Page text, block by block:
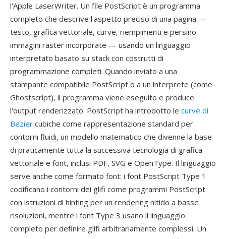
l'Apple LaserWriter. Un file PostScript è un programma
completo che descrive l'aspetto preciso di una pagina —
testo, grafica vettoriale, curve, riempimenti e persino
immagini raster incorporate — usando un linguaggio
interpretato basato su stack con costrutti di
programmazione completi. Quando inviato a una
stampante compatibile PostScript o a un interprete (come
Ghostscript), il programma viene eseguito e produce
l'output renderizzato. PostScript ha introdotto le curve di
Bezier cubiche come rappresentazione standard per
contorni fluidi, un modello matematico che divenne la base
di praticamente tutta la successiva tecnologia di grafica
vettoriale e font, inclusi PDF, SVG e OpenType. Il linguaggio
serve anche come formato font: i font PostScript Type 1
codificano i contorni dei glifi come programmi PostScript
con istruzioni di hinting per un rendering nitido a basse
risoluzioni, mentre i font Type 3 usano il linguaggio
completo per definire glifi arbitrariamente complessi. Un